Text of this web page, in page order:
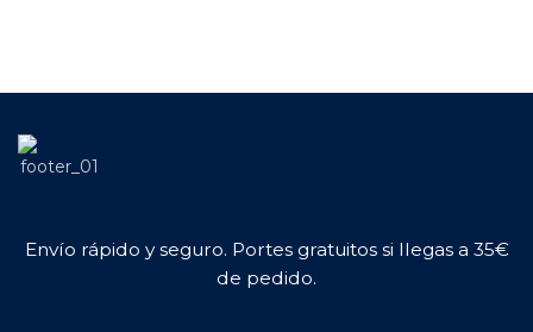
Envío rápido y seguro. Portes gratuitos si llegas a 35€
de pedido.